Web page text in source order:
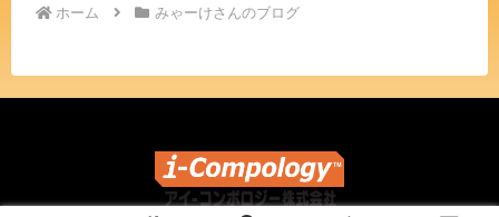
ホーム みゃーけさんのブログ